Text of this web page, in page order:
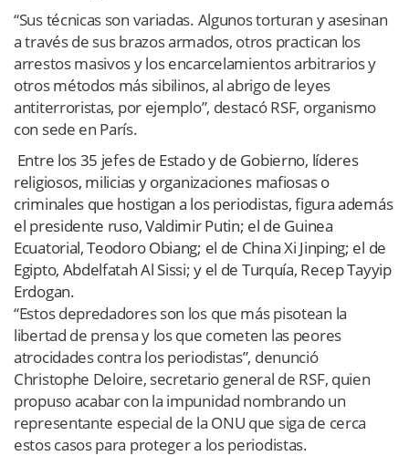
“Sus técnicas son variadas. Algunos torturan y asesinan
a través de sus brazos armados, otros practican los
arrestos masivos y los encarcelamientos arbitrarios y
otros métodos más sibilinos, al abrigo de leyes
antiterroristas, por ejemplo”, destacó RSF, organismo
con sede en París.
Entre los 35 jefes de Estado y de Gobierno, líderes
religiosos, milicias y organizaciones mafiosas o
criminales que hostigan a los periodistas, figura además
el presidente ruso, Valdimir Putin; el de Guinea
Ecuatorial, Teodoro Obiang; el de China Xi Jinping; el de
Egipto, Abdelfatah Al Sissi; y el de Turquía, Recep Tayyip
Erdogan.
“Estos depredadores son los que más pisotean la
libertad de prensa y los que cometen las peores
atrocidades contra los periodistas”, denunció
Christophe Deloire, secretario general de RSF, quien
propuso acabar con la impunidad nombrando un
representante especial de la ONU que siga de cerca
estos casos para proteger a los periodistas.